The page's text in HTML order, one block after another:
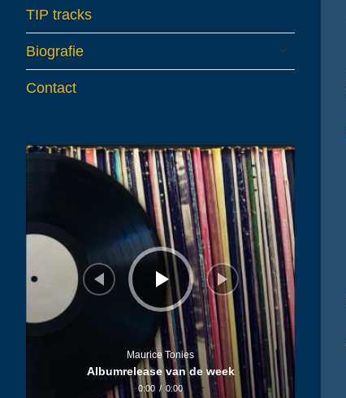
TIP tracks
Biografie
child
menu
Contact
Audiospeler
Maurice Tonies
Albumrelease van de week
0:00 / 0:00